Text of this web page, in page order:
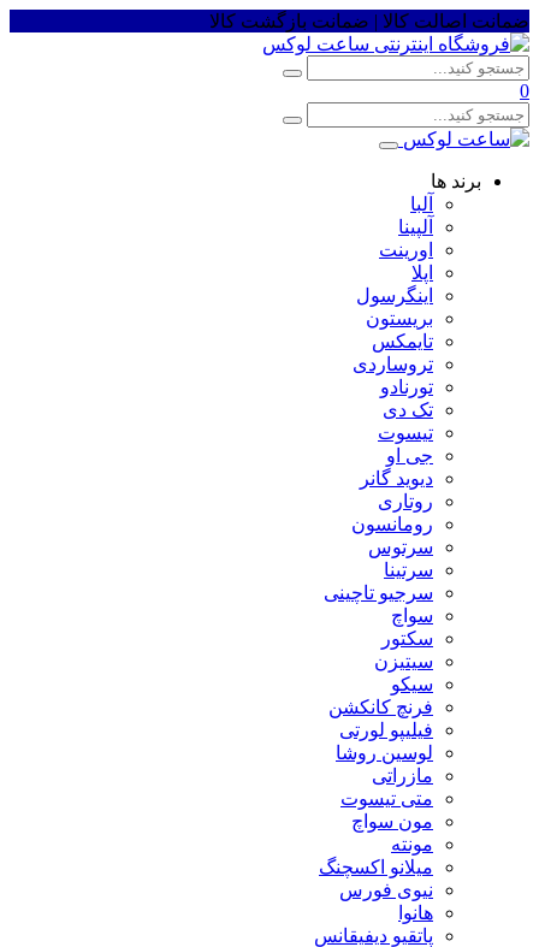
ضمانت اصالت کالا | ضمانت بازگشت کالا
0
برند ها
آلبا
آلپینا
اورینت
اپلا
اینگرسول
بریستون
تایمکس
تروساردی
تورنادو
تک دی
تیسوت
جی او
دیوید گانر
روتاری
رومانسون
سرتوس
سرتینا
سرجیو تاچینی
سواچ
سکتور
سیتیزن
سیکو
فرنچ کانکشن
فیلیپو لورتی
لوسین روشا
مازراتی
متی تیسوت
مون سواچ
مونته
میلانو اکسچنگ
نیوی فورس
هانوا
پاتقیو دیفیقانس